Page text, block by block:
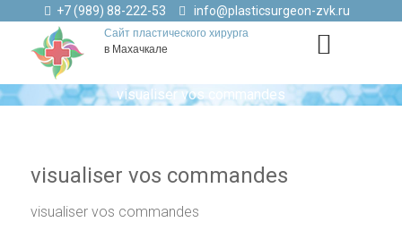
+7 (989) 88-222-53 info@plasticsurgeon-zvk.ru
Сайт пластического хирурга
в Махачкале
visualiser vos commandes
visualiser vos commandes
visualiser vos commandes